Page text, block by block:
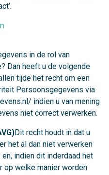
in de rol van
Dan heeft u de volgende
tijde het recht om een
Persoonsgegevens via
indien u van mening
niet correct verwerken.
Dit recht houdt in dat u
het al dan niet verwerken
indien dit inderdaad het
op welke manier worden